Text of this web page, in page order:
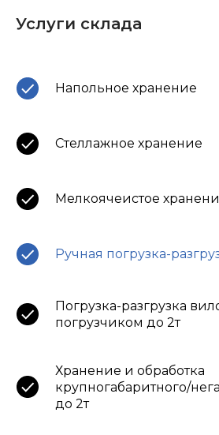
Услуги склада
Напольное хранение
Стеллажное хранение
Мелкоячеистое
Ручная погрузка-
Погрузка-разгрузка
погрузчиком до 2т
Хранение и обработка
крупногабаритного/
до 2т